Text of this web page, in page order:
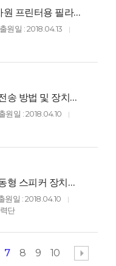
원 프린터용 필라
fused
three-
출원일 : 2018.04.13 |
송 방법 및 장치
FOR
USING
원일 : 2018.04.10 |
형 스피커 장치의
SPEAKER,
OF
원일 : 2018.04.10 |
단
7 8 9 10